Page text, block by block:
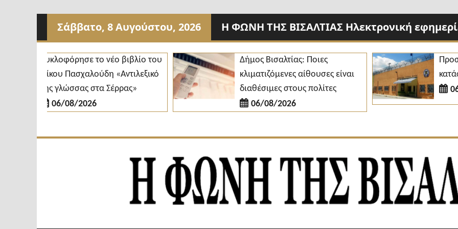
Προχωρήστε
Σάββατο, 8 Αυγούστου, 2026 Η ΦΩΝΗ ΤΗΣ ΒΙΣΑΛΤΙΑΣ Ηλεκτρονική
Κυκλοφόρησε το νέο βιβλίο του
Νίκου Πασχαλούδη «Αντιλεξικό
της γλώσσας στα Σέρρας»
06/08/2026
Δήμος Βισαλτίας: Ποιες
κλιματιζόμενες αίθουσες είναι
διαθέσιμες στους πολίτες
06/08/2026
06/08/